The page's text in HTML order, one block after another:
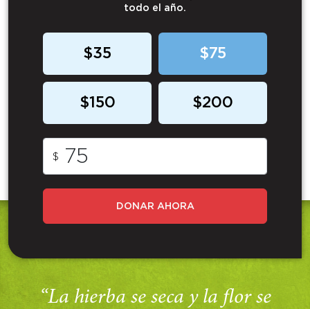
todo el año.
$35 $75
$150 $200
$
DONAR AHORA
“La hierba se seca y la flor se